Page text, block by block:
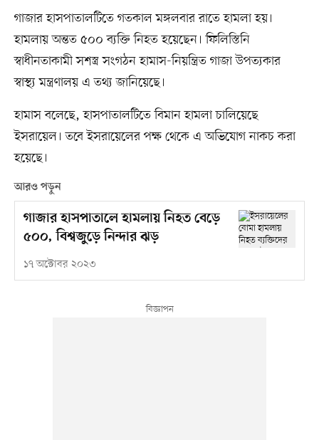
গাজার হাসপাতালটিতে গতকাল মঙ্গলবার রাতে হামলা হয়।
হামলায় অন্তত ৫০০ ব্যক্তি নিহত হয়েছেন। ফিলিস্তিনি
স্বাধীনতাকামী সশস্ত্র সংগঠন হামাস-নিয়ন্ত্রিত গাজা উপত্যকার
স্বাস্থ্য মন্ত্রণালয় এ তথ্য জানিয়েছে।
হামাস বলেছে, হাসপাতালটিতে বিমান হামলা চালিয়েছে
ইসরায়েল। তবে ইসরায়েলের পক্ষ থেকে এ অভিযোগ নাকচ করা
হয়েছে।
আরও পড়ুন
গাজার হাসপাতালে হামলায় নিহত বেড়ে
৫০০, বিশ্বজুড়ে নিন্দার ঝড়
১৭ অক্টোবর ২০২৩